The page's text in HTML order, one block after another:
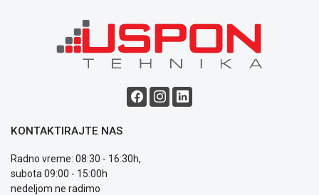
KONTAKTIRAJTE NAS
Radno vreme: 08:30 - 16:30h,
subota 09:00 - 15:00h
nedeljom ne radimo